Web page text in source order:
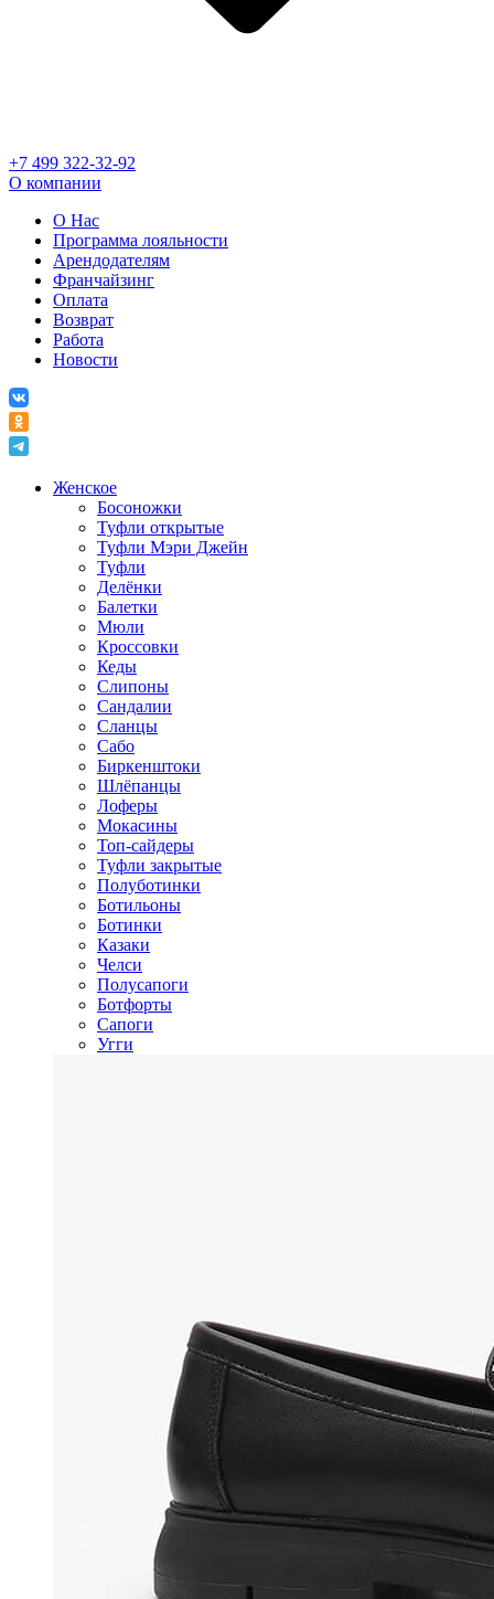
+7 499 322-32-92
О компании
О Нас
Программа лояльности
Арендодателям
Франчайзинг
Оплата
Возврат
Работа
Новости
Женское
Босоножки
Туфли открытые
Туфли Мэри Джейн
Туфли
Делёнки
Балетки
Мюли
Кроссовки
Кеды
Слипоны
Сандалии
Сланцы
Сабо
Биркенштоки
Шлёпанцы
Лоферы
Мокасины
Топ-сайдеры
Туфли закрытые
Полуботинки
Ботильоны
Ботинки
Казаки
Челси
Полусапоги
Ботфорты
Сапоги
Угги